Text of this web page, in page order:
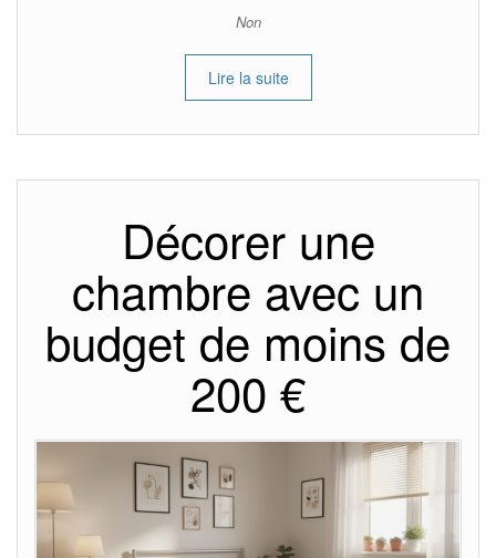
Non
Lire la suite
Décorer une
chambre avec un
budget de moins de
200 €